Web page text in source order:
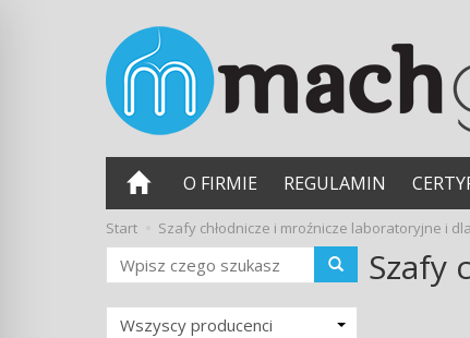
O FIRMIE REGULAMIN
Start Szafy chłodnicze i mroźnicze laboratoryjne i
Szafy
Wyszukaj